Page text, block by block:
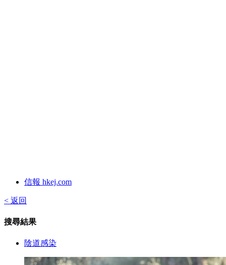
信報 hkej.com
< 返回
搜尋結果
陰道感染